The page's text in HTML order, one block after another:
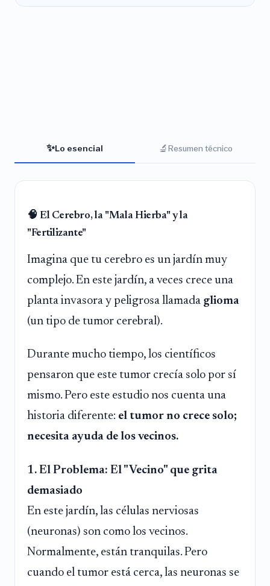
✨Lo esencial 🔬Resumen técnico
🧠 El Cerebro, la "Mala Hierba" y la
"Fertilizante"
Imagina que tu cerebro es un jardín muy
complejo. En este jardín, a veces crece una
planta invasora y peligrosa llamada glioma
(un tipo de tumor cerebral).
Durante mucho tiempo, los científicos
pensaron que este tumor crecía solo por sí
mismo. Pero este estudio nos cuenta una
historia diferente: el tumor no crece solo;
necesita ayuda de los vecinos.
1. El Problema: El "Vecino" que grita
demasiado
En este jardín, las células nerviosas
(neuronas) son como los vecinos.
Normalmente, están tranquilas. Pero
cuando el tumor está cerca, las neuronas se